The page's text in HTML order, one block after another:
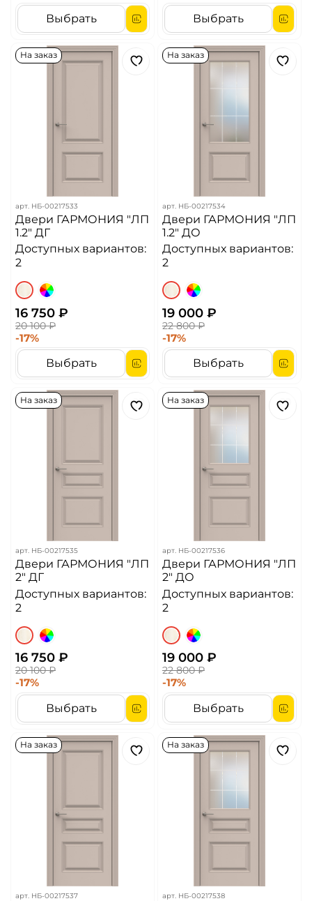
Выбрать
Выбрать
На заказ
арт. НБ-00217533
Двери ГАРМОНИЯ "ЛП
1.2" ДГ
Доступных вариантов:
2
16 750 ₽
20 100 ₽
-17%
Выбрать
На заказ
арт. НБ-00217534
Двери ГАРМОНИЯ "ЛП
1.2" ДО
Доступных вариантов:
2
19 000 ₽
22 800 ₽
-17%
Выбрать
На заказ
арт. НБ-00217535
Двери ГАРМОНИЯ "ЛП
2" ДГ
Доступных вариантов:
2
16 750 ₽
20 100 ₽
-17%
Выбрать
На заказ
арт. НБ-00217536
Двери ГАРМОНИЯ "ЛП
2" ДО
Доступных вариантов:
2
19 000 ₽
22 800 ₽
-17%
Выбрать
На заказ
арт. НБ-00217537
На заказ
арт. НБ-00217538